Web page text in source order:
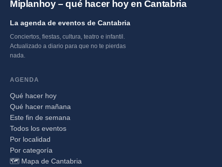
Miplanhoy – qué hacer hoy en Cantabria
La agenda de eventos de Cantabria
Conciertos, fiestas, cultura, teatro e infantil.
Actualizado a diario para que no te pierdas
nada.
AGENDA
Qué hacer hoy
Qué hacer mañana
Este fin de semana
Todos los eventos
Por localidad
Por categoría
🗺️ Mapa de Cantabria